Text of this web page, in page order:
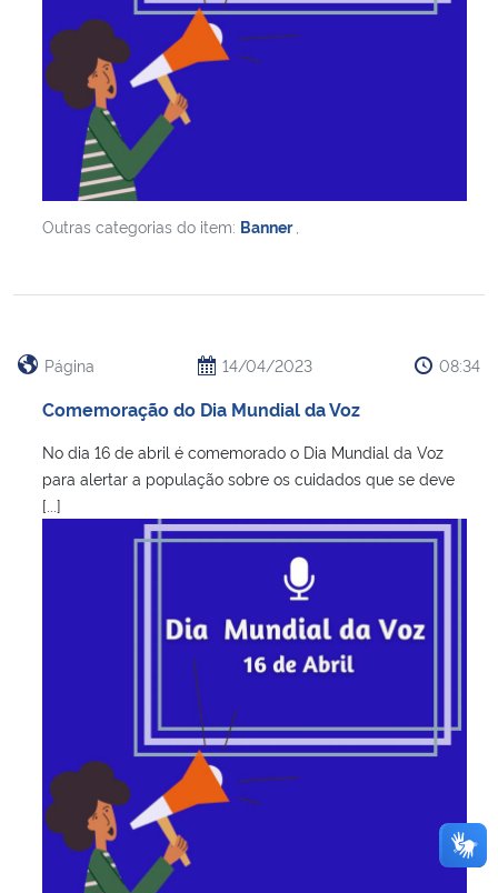
Outras categorias do item: Banner
Página 14/04/2023 08:34
Comemoração do Dia Mundial da Voz
No dia 16 de abril é comemorado o Dia Mundial da Voz
para alertar a população sobre os cuidados que se deve
[...]